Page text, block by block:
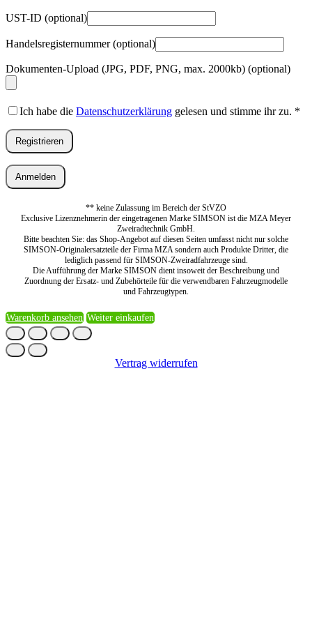
UST-ID (optional)
Handelsregisternummer(optional)
Dokumenten-Upload (JPG, PDF, PNG, max. 2000kb) (optional)
Ich habe die Datenschutzerklärung gelesen und stimme ihr zu. *
Registrieren
Anmelden
** keine Zulassung im Bereich der StVZO
Exclusive Lizenznehmerin der eingetragenen Marke SIMSON ist die MZA Meyer
Zweiradtechnik GmbH.
Bitte beachten Sie: das Shop-Angebot auf diesen Seiten umfasst nicht nur solche
SIMSON-Originalersatzteile der Firma MZA sondern auch Produkte Dritter, die
lediglich passend für SIMSON-Zweiradfahrzeuge sind.
Die Aufführung der Marke SIMSON dient insoweit der Beschreibung und
Zuordnung der Ersatz- und Zubehörteile für die verwendbaren Fahrzeugmodelle
und Fahrzeugtypen.
Warenkorb ansehen Weiter einkaufen
Vertrag widerrufen